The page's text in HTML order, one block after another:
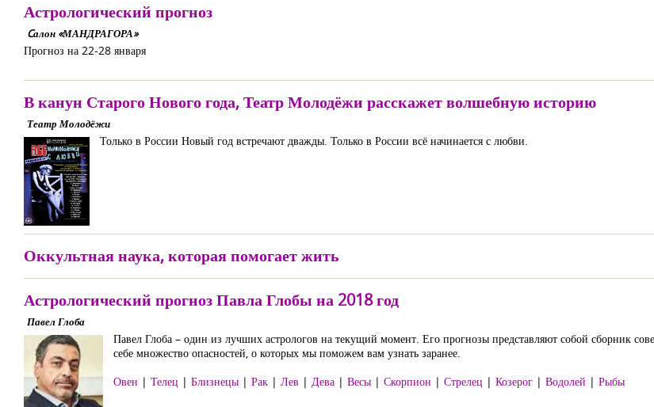
Астрологический прогноз
Cалон «МАНДРАГОРА»
Прогноз на 22-28 января
В канун Старого Нового года, Театр Молодёжи расскажет волшебную историю
Театр Молодёжи
Только в России Новый год встречают дважды. Только в России всё начинается с любви.
Оккультная наука, которая помогает жить
Астрологический прогноз Павла Глобы на 2018 год
Павел Глоба
Павел Глоба – один из лучших астрологов на текущий момент. Его прогнозы представляют собой сборник
себе множество опасностей, о которых мы поможем вам узнать заранее.
Овен | Телец | Близнецы | Рак | Лев | Дева | Весы | Скорпион | Стрелец | Козерог | Водолей | Рыбы